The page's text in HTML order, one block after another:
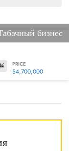
бизнес
PRICE
$4,700,000